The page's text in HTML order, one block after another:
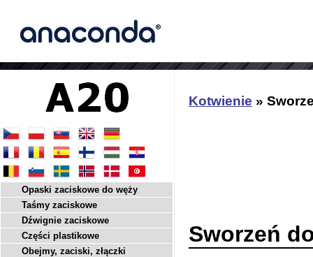
Kotwienie »
Sworzeń
Opaski zaciskowe do węży
Taśmy zaciskowe
Dźwignie zaciskowe
Części plastikowe
Obejmy, zaciski, złączki